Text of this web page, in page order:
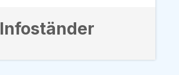
Infoständer